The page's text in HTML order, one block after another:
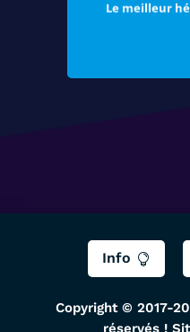
Le meilleur
Info 
Copyright © 2017-
réservés !